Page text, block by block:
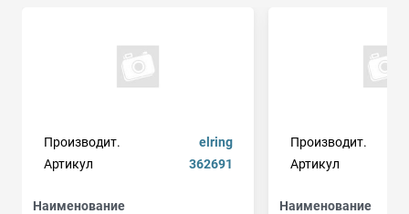
Производит.
elring
Артикул
362691
Наименование
Производит.
Артикул
Наименование